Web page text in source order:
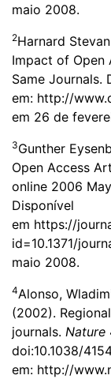
maio 2008.
2Harnard
Impact of Open
Same Journals.
em: http://
em 26 de
3Gunther
Open Access
online 2006
Disponível
em https://
id=10.1371/
maio 2008.
4Alonso,
(2002).
journals. Nature
doi:10.1038/
em: http://